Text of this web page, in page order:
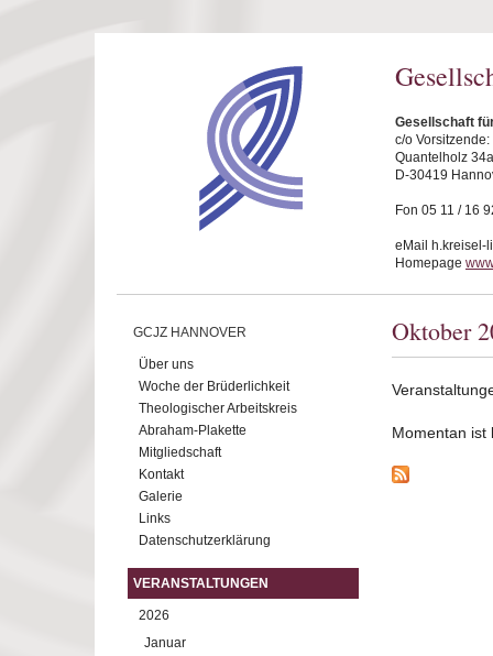
Gesellschaft
c/o
Quantelholz 34a
D-30419
Fon 05 11 / 16
eMail h.kreisel-
Homepage
GCJZ HANNOVER
Über uns
Woche der Brüderlichkeit
Theologischer Arbeitskreis
Abraham-Plakette
Mitgliedschaft
Kontakt
Galerie
Links
Datenschutzerklärung
VERANSTALTUNGEN
2026
Januar
Oktober
Momentan ist